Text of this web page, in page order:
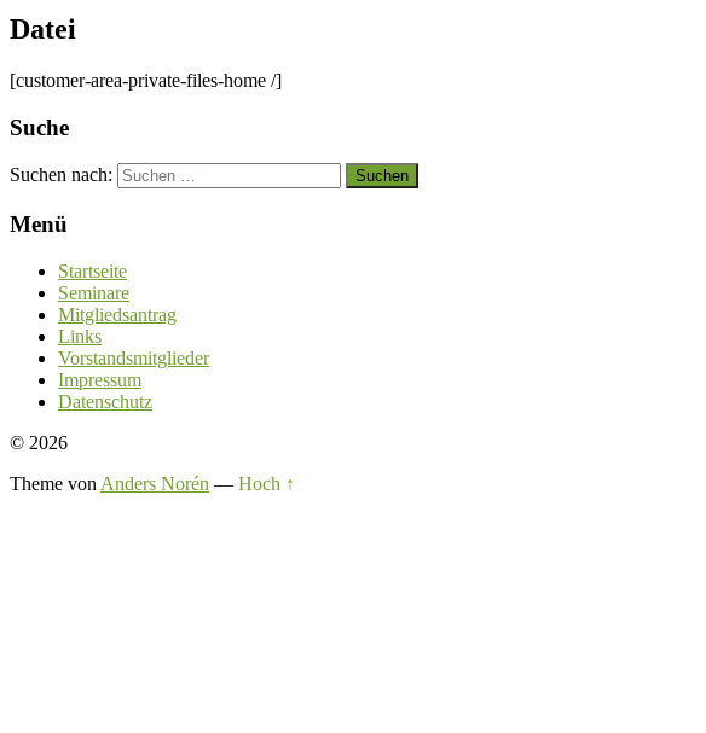
Datei
[customer-area-private-files-home /]
Suche
Suchen nach:
Menü
Startseite
Seminare
Mitgliedsantrag
Links
Vorstandsmitglieder
Impressum
Datenschutz
© 2026
Theme von Anders Norén — Hoch ↑